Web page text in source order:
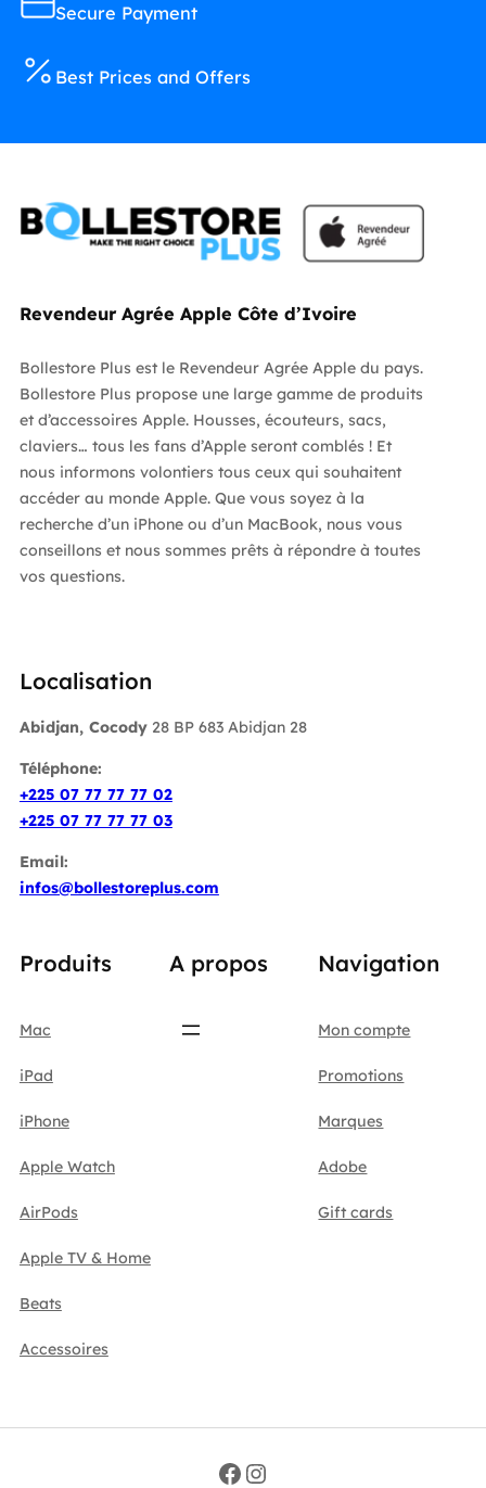
Secure Payment
Best Prices and Offers
Revendeur Agrée Apple Côte d’Ivoire
Bollestore Plus est le Revendeur Agrée Apple du pays.
Bollestore Plus propose une large gamme de produits
et d’accessoires Apple. Housses, écouteurs, sacs,
claviers… tous les fans d’Apple seront comblés ! Et
nous informons volontiers tous ceux qui souhaitent
accéder au monde Apple. Que vous soyez à la
recherche d’un iPhone ou d’un MacBook, nous vous
conseillons et nous sommes prêts à répondre à toutes
vos questions.
Localisation
Abidjan, Cocody28 BP 683 Abidjan 28
Téléphone:
+225 07 77 77 77 02
+225 07 77 77 77 03
Email:
infos@bollestoreplus.com
Produits
Mac
iPad
iPhone
Apple Watch
AirPods
Apple TV & Home
Beats
Accessoires
A propos Navigation
Mon compte
Promotions
Marques
Adobe
Gift cards
Facebook Instagram